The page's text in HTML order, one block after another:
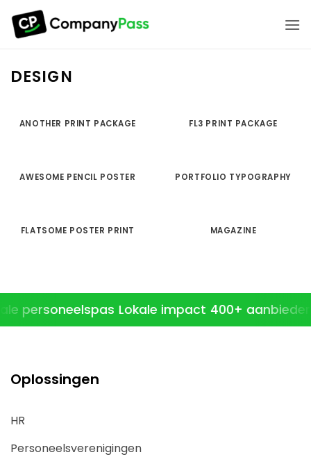
naar
inhoud
DESIGN
ANOTHER PRINT PACKAGE FL3 PRINT PACKAGE
AWESOME PENCIL POSTER PORTFOLIO TYPOGRAPHY
FLATSOME POSTER PRINT MAGAZINE
personeelspas Lokale impact 400+
Oplossingen
HR
Personeelsverenigingen